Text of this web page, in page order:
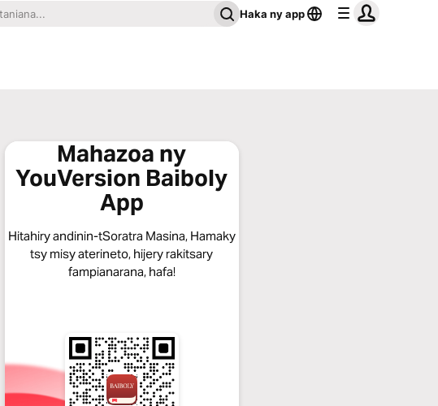
Haka ny app
Mahazoa ny
YouVersion Baiboly
App
Hitahiry andinin-tSoratra Masina, Hamaky
tsy misy aterineto, hijery rakitsary
fampianarana, hafa!